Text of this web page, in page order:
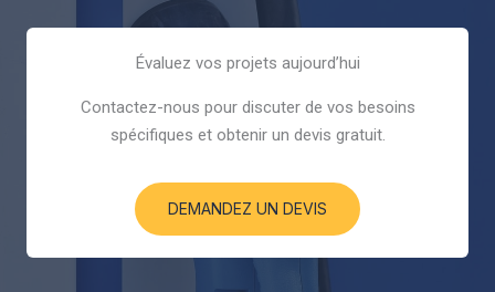
Évaluez vos projets aujourd’hui
Contactez-nous pour discuter de vos besoins
spécifiques et obtenir un devis gratuit.
DEMANDEZ UN DEVIS